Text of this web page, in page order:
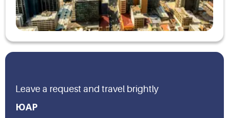
Leave a request and travel brightly
ЮАР